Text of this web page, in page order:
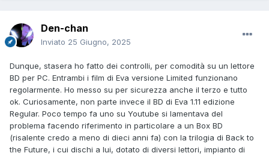
Den-chan
Inviato 25 Giugno, 2025
Dunque, stasera ho fatto dei controlli, per comodità su un lettore
BD per PC. Entrambi i film di Eva versione Limited funzionano
regolarmente. Ho messo su per sicurezza anche il terzo e tutto
ok. Curiosamente, non parte invece il BD di Eva 1.11 edizione
Regular. Poco tempo fa uno su Youtube si lamentava del
problema facendo riferimento in particolare a un Box BD
(risalente credo a meno di dieci anni fa) con la trilogia di Back to
the Future, i cui dischi a lui, dotato di diversi lettori, impianto di